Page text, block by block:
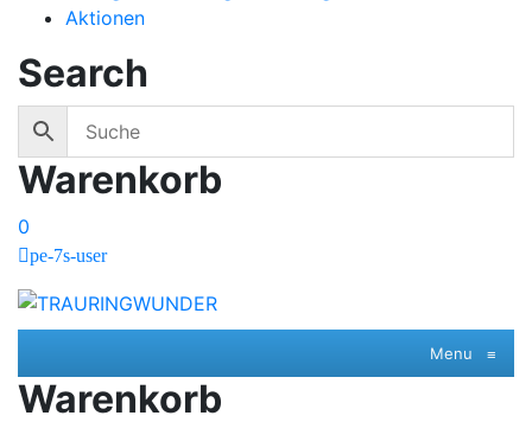
Aktionen
Search
Warenkorb
0
pe-7s-user
Menu ≡
Warenkorb